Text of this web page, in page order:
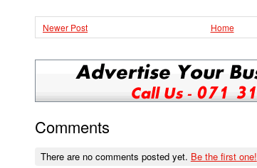
Newer Post Home
Comments
There are no comments posted yet. Be the first one!